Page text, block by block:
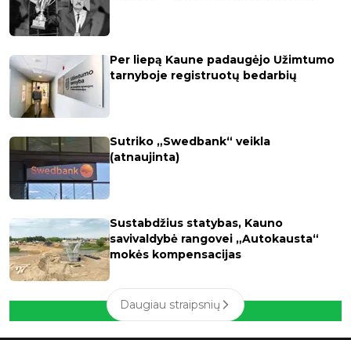
Per liepą Kaune padaugėjo Užimtumo
tarnyboje registruotų bedarbių
Sutriko „Swedbank“ veikla
(atnaujinta)
Sustabdžius statybas, Kauno
savivaldybė rangovei „Autokausta“
mokės kompensacijas
Daugiau straipsnių